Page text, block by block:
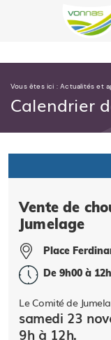
Vous êtes ici :Actualités et
Calendrier
Vente de
Jumelage
Place
De 9h00 à
Le Comité de
samedi 23
9h à 12h.